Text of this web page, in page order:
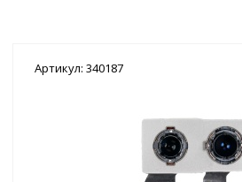
Артикул: 340187